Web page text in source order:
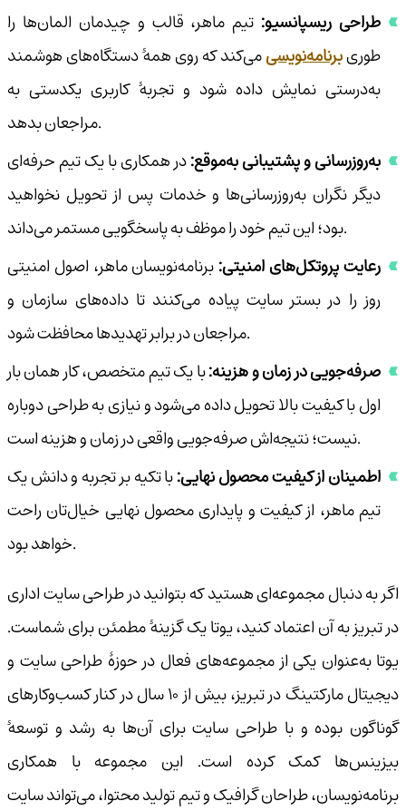
طراحی ریسپانسیو: تیم ماهر، قالب و چیدمان المان‌ها را
طوریبرنامه‌نویسیمی‌کند که روی همهٔ دستگاه‌های هوشمند
به‌درستی نمایش داده شود و تجربهٔ کاربری یکدستی به
مراجعان بدهد.
به‌روزرسانی و پشتیبانی به‌موقع:در همکاری با یک تیم حرفه‌ای
دیگر نگران به‌روزرسانی‌ها و خدمات پس از تحویل نخواهید
بود؛ این تیم خود را موظف به پاسخگویی مستمر می‌داند.
رعایت پروتکل‌های امنیتی:برنامه‌نویسان ماهر، اصول امنیتی
روز را در بستر سایت پیاده می‌کنند تا داده‌های سازمان و
مراجعان در برابر تهدیدها محافظت شود.
صرفه‌جویی در زمان و هزینه:با یک تیم متخصص، کار همان بار
اول با کیفیت بالا تحویل داده می‌شود و نیازی به طراحی دوباره
نیست؛ نتیجه‌اش صرفه‌جویی واقعی در زمان و هزینه است.
اطمینان از کیفیت محصول نهایی:با تکیه بر تجربه و دانش یک
تیم ماهر، از کیفیت و پایداری محصول نهایی خیال‌تان راحت
خواهد بود.
اگر به دنبال مجموعه‌ای هستید که بتوانید در طراحی سایت اداری
در تبریز به آن اعتماد کنید، یوتا یک گزینهٔ مطمئن برای شماست.
یوتا به‌عنوان یکی از مجموعه‌های فعال در حوزهٔ طراحی سایت و
دیجیتال مارکتینگ در تبریز، بیش از ۱۰ سال در کنار کسب‌وکارهای
گوناگون بوده و با طراحی سایت برای آن‌ها به رشد و توسعهٔ
بیزینس‌ها کمک کرده است. این مجموعه با همکاری
برنامه‌نویسان، طراحان گرافیک و تیم تولید محتوا، می‌تواند سایت